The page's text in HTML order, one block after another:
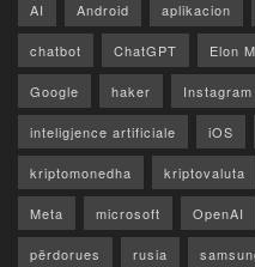
AI Android aplikacion
chatbot ChatGPT Elon
Google haker Instagram
inteligjence artificiale iOS
kriptomonedha kriptovaluta
Meta microsoft OpenAI
përdorues rusia